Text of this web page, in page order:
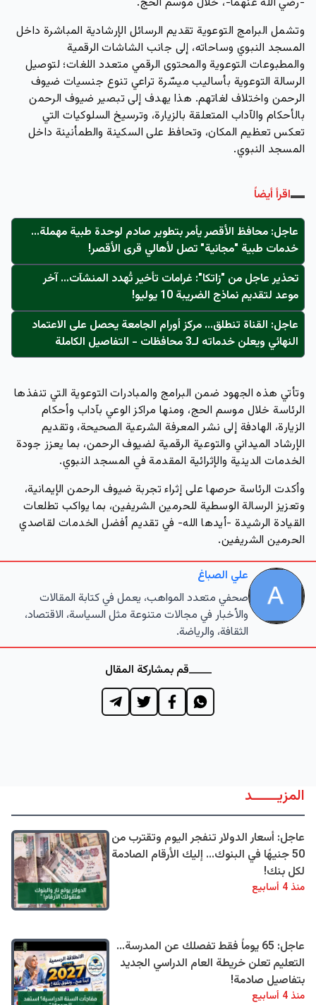
وتشمل البرامج التوعوية تقديم الرسائل الإرشادية المباشرة داخل
المسجد النبوي وساحاته، إلى جانب الشاشات الرقمية
والمطبوعات التوعوية والمحتوى الرقمي متعدد اللغات؛ لتوصيل
الرسالة التوعوية بأساليب ميسّرة تراعي تنوع جنسيات ضيوف
الرحمن واختلاف لغاتهم. هذا يهدف إلى تبصير ضيوف الرحمن
بالأحكام والآداب المتعلقة بالزيارة، وترسيخ السلوكيات التي
تعكس تعظيم المكان، وتحافظ على السكينة والطمأنينة داخل
المسجد النبوي.
اقرأ أيضاً
عاجل: محافظ الأقصر يأمر بتطوير صادم لوحدة طبية مهملة...
خدمات طبية "مجانية" تصل لأهالي قرى الأقصر!
تحذير عاجل من "زاتكا": غرامات تأخير تُهدد المنشآت… آخر
موعد لتقديم نماذج الضريبة 10 يوليو!
عاجل: القناة تنطلق... مركز أورام الجامعة يحصل على الاعتماد
النهائي ويعلن خدماته لـ3 محافظات - التفاصيل الكاملة
وتأتي هذه الجهود ضمن البرامج والمبادرات التوعوية التي تنفذها
الرئاسة خلال موسم الحج، ومنها مراكز الوعي بآداب وأحكام
الزيارة، الهادفة إلى نشر المعرفة الشرعية الصحيحة، وتقديم
الإرشاد الميداني والتوعية الرقمية لضيوف الرحمن، بما يعزز جودة
الخدمات الدينية والإثرائية المقدمة في المسجد النبوي.
وأكدت الرئاسة حرصها على إثراء تجربة ضيوف الرحمن الإيمانية،
وتعزيز الرسالة الوسطية للحرمين الشريفين، بما يواكب تطلعات
القيادة الرشيدة -أيدها الله- في تقديم أفضل الخدمات لقاصدي
الحرمين الشريفين.
علي الصباغ
صحفي متعدد المواهب، يعمل في كتابة المقالات
والأخبار في مجالات متنوعة مثل السياسة، الاقتصاد،
الثقافة، والرياضة.
قم بمشاركة المقال
المزيــــــد
عاجل: أسعار الدولار تنفجر اليوم وتقترب من
50 جنيهًا في البنوك... إليك الأرقام الصادمة
لكل بنك!
منذ 4 أسابيع
عاجل: 65 يوماً فقط تفصلك عن المدرسة...
التعليم تعلن خريطة العام الدراسي الجديد
بتفاصيل صادمة!
منذ 4 أسابيع